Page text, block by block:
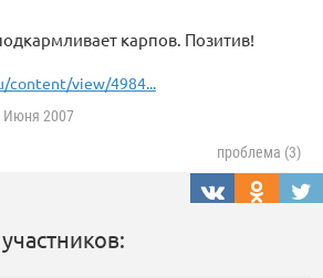
карпов. Позитив!
content/view/4984...
Июня 2007
проблема (3)